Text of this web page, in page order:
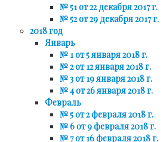
№ 51 от 22 декабря 2017 г.
№ 52 от 29 декабря 2017 г.
2018 год
Январь
№ 1 от 5 января 2018 г.
№ 2 от 12 января 2018 г.
№ 3 от 19 января 2018 г.
№ 4 от 26 января 2018 г.
Февраль
№ 5 от 2 февраля 2018 г.
№ 6 от 9 февраля 2018 г.
№ 7 от 16 февраля 2018 г.